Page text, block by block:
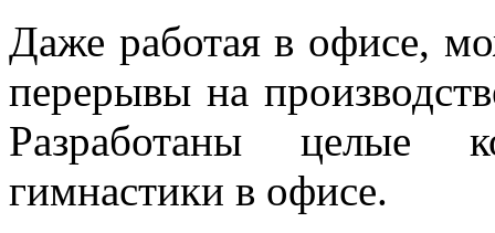
Даже работая в офисе,
перерывы на
Разработаны целые
гимнастики в офисе.